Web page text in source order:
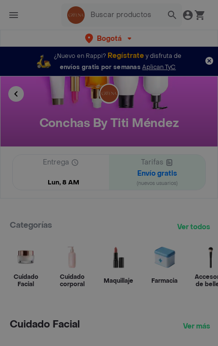
Bogotá
¿Nuevo en Rappi? Regístratey disfruta de
envíos gratis por semanas Aplican TyC
Conchas By Titi Méndez
Entrega
Lun, 8 AM
Tarifas
Envío gratis
(nuevos usuarios)
Categorías Ver todos
Cuidado
Facial
Cuidado
corporal
Maquillaje Farmacia
de
Cuidado Facial Ver más